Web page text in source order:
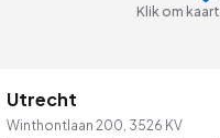
Klik om
Utrecht
Winthontlaan 200, 3526 KV